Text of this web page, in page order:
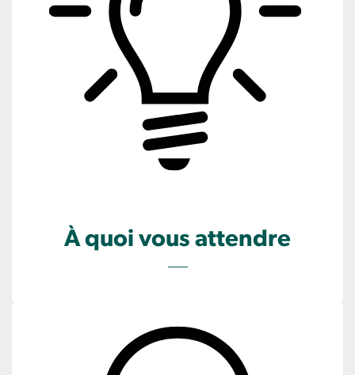
À quoi vous attendre